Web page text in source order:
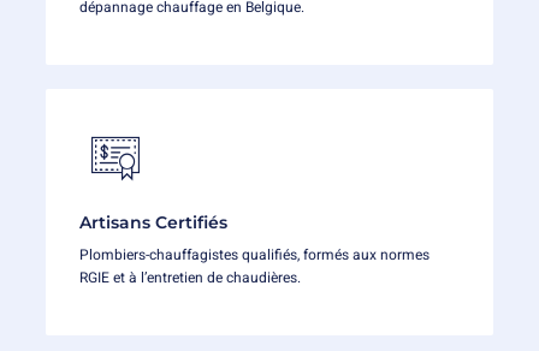
dépannage chauffage en Belgique.
Artisans Certifiés
Plombiers-chauffagistes qualifiés, formés aux normes
RGIE et à l’entretien de chaudières.